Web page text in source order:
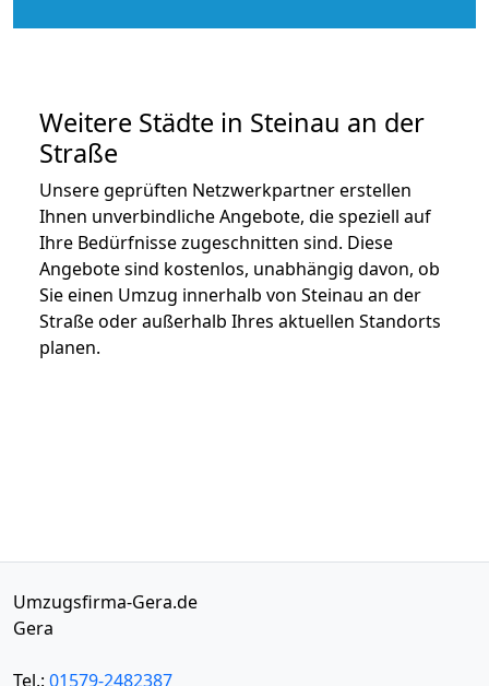
Weitere Städte in Steinau an der
Straße
Unsere geprüften Netzwerkpartner erstellen
Ihnen unverbindliche Angebote, die speziell auf
Ihre Bedürfnisse zugeschnitten sind. Diese
Angebote sind kostenlos, unabhängig davon, ob
Sie einen Umzug innerhalb von Steinau an der
Straße oder außerhalb Ihres aktuellen Standorts
planen.
Umzugsfirma-Gera.de
Gera
Tel.: 01579-2482387